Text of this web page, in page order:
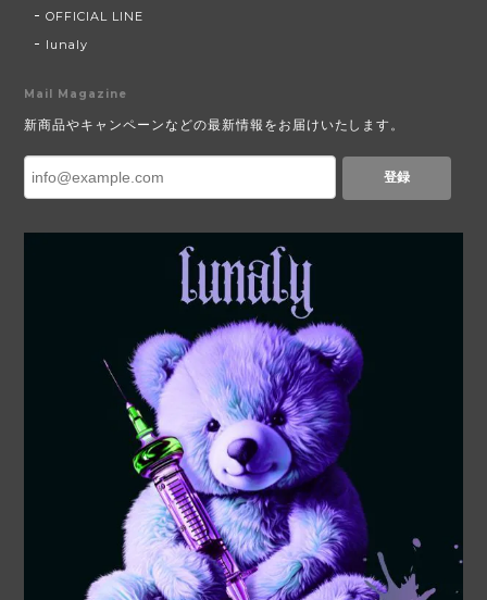
OFFICIAL LINE
lunaly
Mail Magazine
新商品やキャンペーンなどの最新情報をお届けいたします。
登録